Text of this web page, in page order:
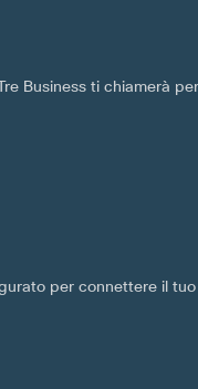
Business ti chiamerà per
per connettere il tuo